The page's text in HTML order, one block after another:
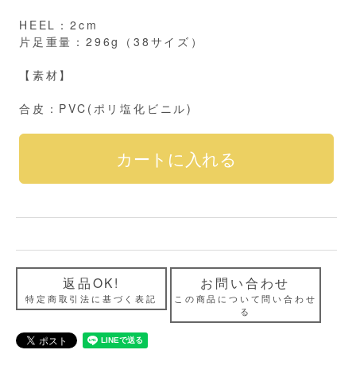
HEEL：2cm
片足重量：296g（38サイズ）
【素材】
合皮：PVC(ポリ塩化ビニル)
返品OK!
特定商取引法に基づく表記
お問い合わせ
この商品について問い合わせ
る